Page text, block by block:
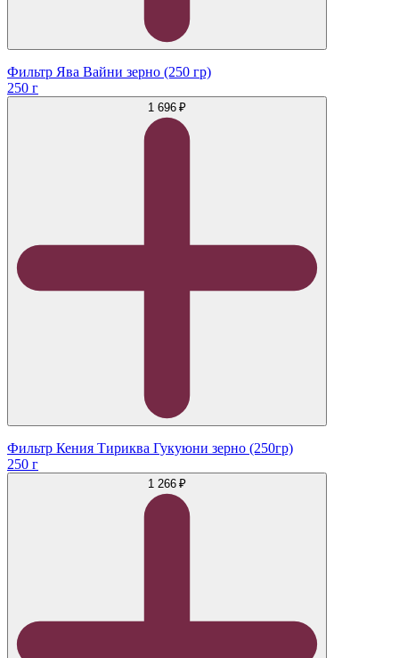
Фильтр Ява Вайни зерно (250 гр)
250 г
1 696 ₽
Фильтр Кения Тириква Гукуюни зерно (250гр)
250 г
1 266 ₽